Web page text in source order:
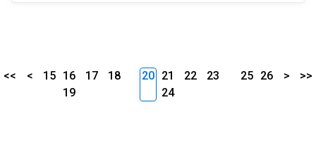
<< < 15 16 17
18
19
20 21 22
23
24
25 26 > >>